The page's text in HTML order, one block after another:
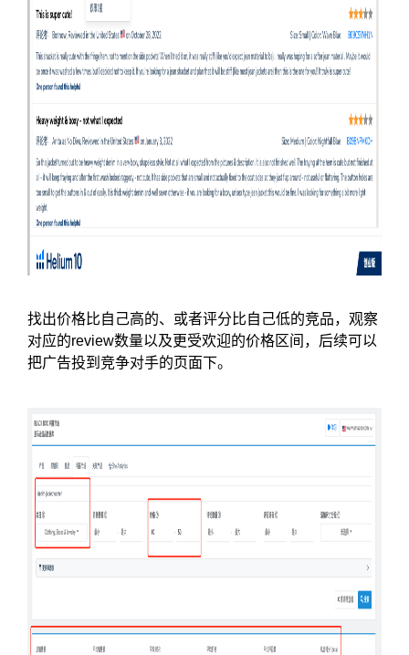
找出价格比自己高的、或者评分比自己低的竞品，观察
对应的review数量以及更受欢迎的价格区间，后续可以
把广告投到竞争对手的页面下。